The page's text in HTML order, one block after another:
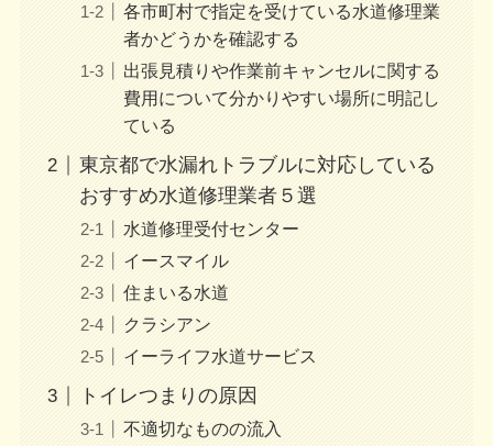
各市町村で指定を受けている水道修理業
者かどうかを確認する
出張見積りや作業前キャンセルに関する
費用について分かりやすい場所に明記し
ている
東京都で水漏れトラブルに対応している
おすすめ水道修理業者５選
水道修理受付センター
イースマイル
住まいる水道
クラシアン
イーライフ水道サービス
トイレつまりの原因
不適切なものの流入